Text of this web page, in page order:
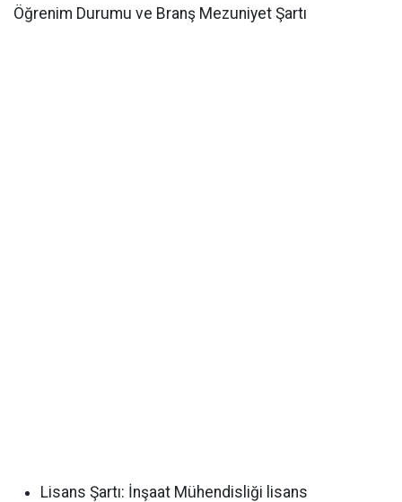
Öğrenim Durumu ve Branş Mezuniyet Şartı
Lisans Şartı: İnşaat Mühendisliği lisans